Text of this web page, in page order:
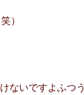
）
ないですよふつう